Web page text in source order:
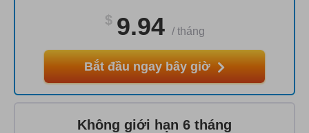
$ 9.94 / tháng
Bắt đầu ngay bây giờ
Không giới hạn 6 tháng